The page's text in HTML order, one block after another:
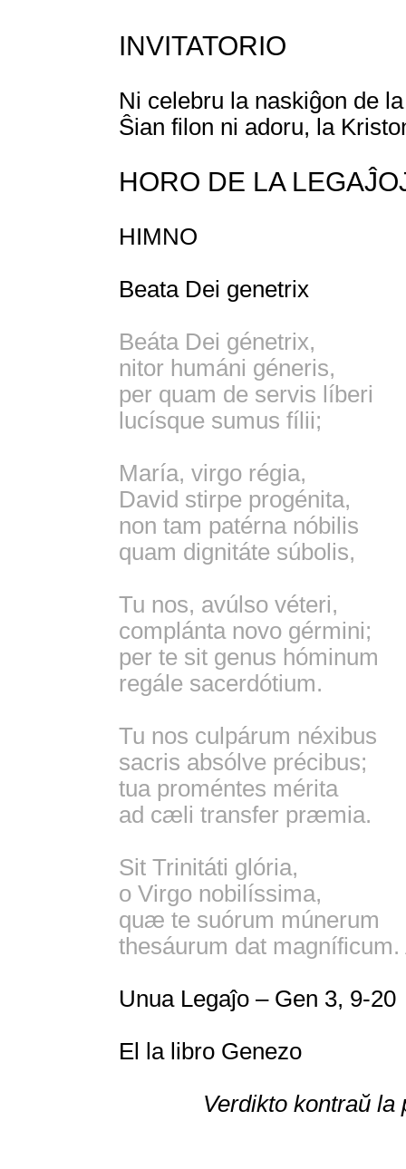
INVITATORIO
Ni celebru la naskiĝon de
Ŝian filon ni adoru, la
HORO DE LA
HIMNO
Beata Dei genetrix
Beáta Dei génetrix,
nitor humáni géneris,
per quam de servis líberi
lucísque sumus fílii;
María, virgo régia,
David stirpe progénita,
non tam patérna nóbilis
quam dignitáte súbolis,
Tu nos, avúlso véteri,
complánta novo gérmini;
per te sit genus hóminum
regále sacerdótium.
Tu nos culpárum néxibus
sacris absólve précibus;
tua proméntes mérita
ad cæli transfer præmia.
Sit Trinitáti glória,
o Virgo nobilíssima,
quæ te suórum múnerum
thesáurum dat magníficum.
Unua Legaĵo – Gen 3, 9-20
El la libro Genezo
Verdikto kontraŭ la